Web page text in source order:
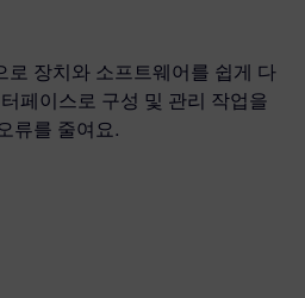
로 장치와 소프트웨어를 쉽게 다
페이스로 구성 및 관리 작업을
류를 줄여요.